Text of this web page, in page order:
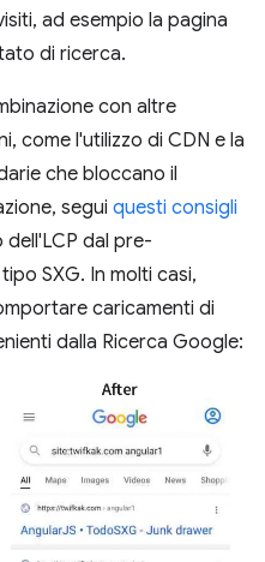
ad esempio la pagina
di ricerca.
con altre
come l'utilizzo di CDN e la
che bloccano il
segui questi consigli
dell'LCP dal pre-
SXG. In molti casi,
caricamenti di
dalla Ricerca Google: